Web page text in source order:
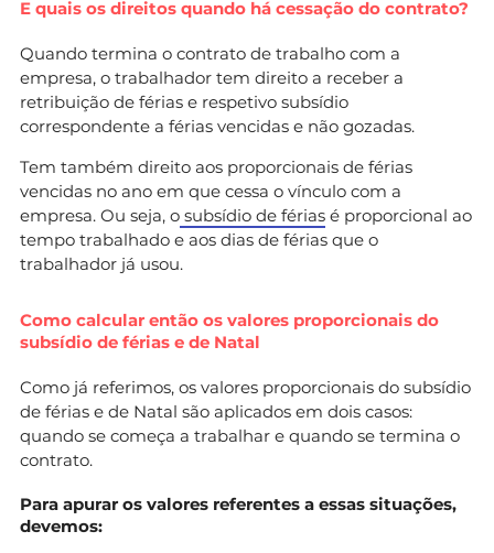
E quais os direitos quando há cessação do contrato?
Quando termina o contrato de trabalho com a
empresa, o trabalhador tem direito a receber a
retribuição de férias e respetivo subsídio
correspondente a férias vencidas e não gozadas.
Tem também direito aos proporcionais de férias
vencidas no ano em que cessa o vínculo com a
empresa. Ou seja, o subsídio de férias é proporcional ao
tempo trabalhado e aos dias de férias que o
trabalhador já usou.
Como calcular então os valores proporcionais do
subsídio de férias e de Natal
Como já referimos, os valores proporcionais do subsídio
de férias e de Natal são aplicados em dois casos:
quando se começa a trabalhar e quando se termina o
contrato.
Para apurar os valores referentes a essas situações,
devemos: